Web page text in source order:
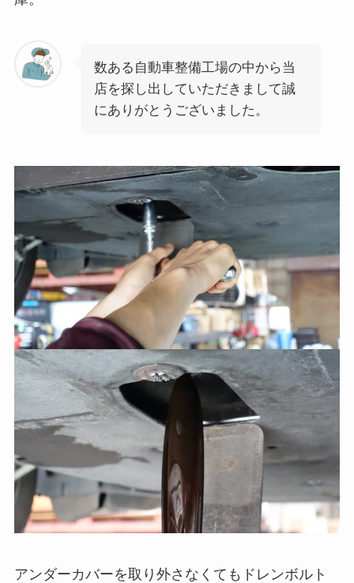
数ある自動車整備工場の中から当
店を探し出していただきまして誠
にありがとうございました。
アンダーカバーを取り外さなくてもドレンボルト